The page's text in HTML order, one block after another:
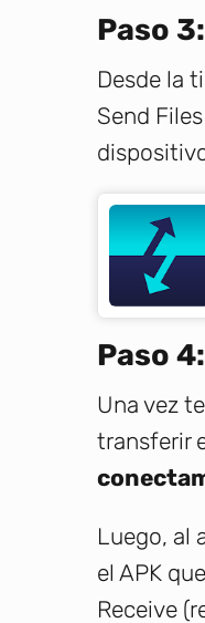
Paso
Desde la
Send
Paso
Una vez
transferir
Luego, al
el APK
Receive